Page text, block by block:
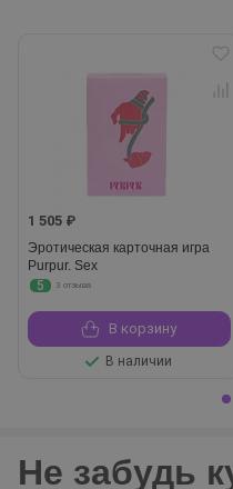
1 505 ₽
Эротическая карточная игра
Purpur. Sex
5
3 отзыва
В корзину
В наличии
Не забудь